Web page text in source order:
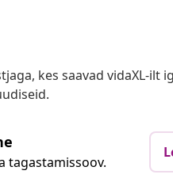
kes saavad vidaXL-ilt
tagastamissoov.